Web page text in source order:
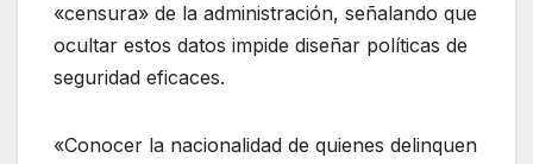
«censura» de la administración, señalando que
ocultar estos datos impide diseñar políticas de
seguridad eficaces.
«Conocer la nacionalidad de quienes delinquen